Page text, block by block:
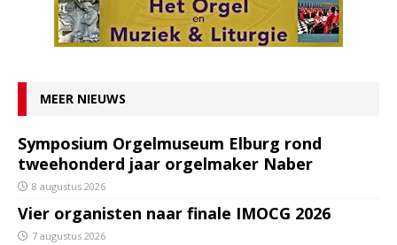
MEER NIEUWS
Symposium Orgelmuseum Elburg rond
tweehonderd jaar orgelmaker Naber
8 augustus 2026
Vier organisten naar finale IMOCG 2026
7 augustus 2026